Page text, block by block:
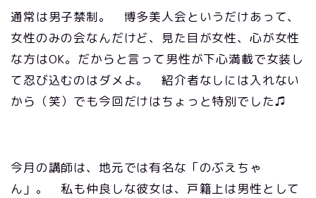
通常は男子禁制。 博多美人会というだけあって、
女性のみの会なんだけど、見た目が女性、心が女性
な方はOK。だからと言って男性が下心満載で女装し
て忍び込むのはダメよ。 紹介者なしには入れない
から（笑）でも今回だけはちょっと特別でした♫
今月の講師は、地元では有名な「のぶえちゃ
ん」。 私も仲良しな彼女は、戸籍上は男性として